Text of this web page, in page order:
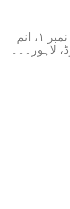
گڈسمیریٹن چرچ، حاجی پارک نمبر ۱، انم
لاہور۔۔۔